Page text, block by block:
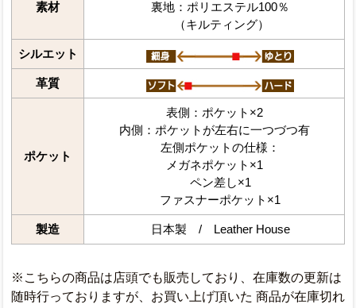
素材
裏地：ポリエステル100％
（キルティング）
シルエット
革質
ポケット
表側：ポケット×2
内側：ポケットが左右に一つづつ有
左側ポケットの仕様：
メガネポケット×1
ペン差し×1
ファスナーポケット×1
製造 日本製 / Leather House
※こちらの商品は店頭でも販売しており、在庫数の更新は
随時行っておりますが、お買い上げ頂いた 商品が在庫切れ